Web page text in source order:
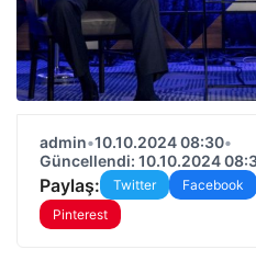
admin•10.10.2024 08:30•
Güncellendi: 10.10.2024
Paylaş: Twitter Facebook
Pinterest